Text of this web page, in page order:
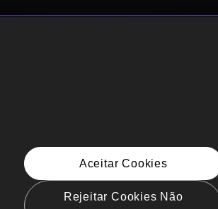
Aceitar Cookies
Rejeitar Cookies Não